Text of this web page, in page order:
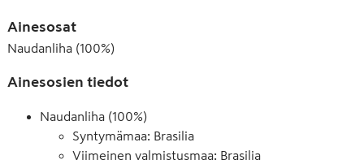
Ainesosat
Naudanliha (100%)
Ainesosien tiedot
Naudanliha (100%)
Syntymämaa: Brasilia
Viimeinen valmistusmaa: Brasilia